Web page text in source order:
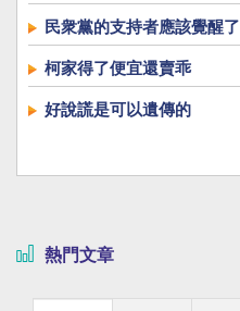
民衆黨的支持者應該覺醒了
柯家得了便宜還賣乖
好說謊是可以遺傳的
熱門文章